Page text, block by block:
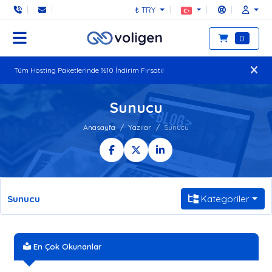
₺ TRY
0
Tüm Hosting Paketlerinde %10 İndirim Fırsatı!
Sunucu
Anasayfa Yazılar Sunucu
Sunucu Kategoriler
En Çok Okunanlar
ABD Lokasyonlu Sunucu Neden Tercih Edilir?